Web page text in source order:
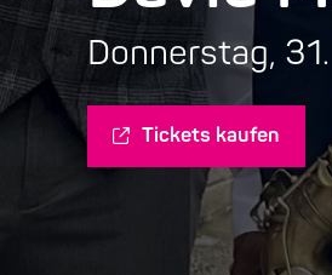
Donnerstag,
Tickets kaufen